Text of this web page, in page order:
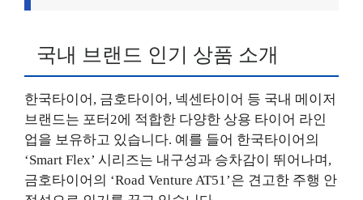
국내 브랜드 인기 상품 소개
한국타이어, 금호타이어, 넥센타이어 등 국내 메이저
브랜드는 포터2에 적합한 다양한 상용 타이어 라인
업을 보유하고 있습니다. 예를 들어 한국타이어의
‘Smart Flex’ 시리즈는 내구성과 승차감이 뛰어나며,
금호타이어의 ‘Road Venture AT51’은 견고한 주행 안